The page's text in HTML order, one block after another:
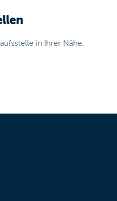
in Ihrer Nähe.